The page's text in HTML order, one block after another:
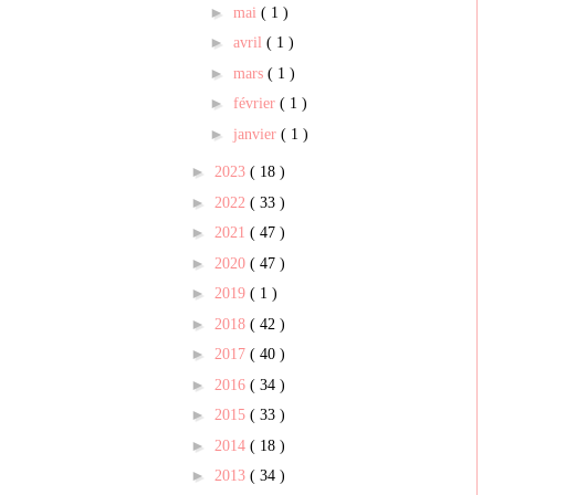
► mai ( 1 )
► avril ( 1 )
► mars ( 1 )
► février ( 1 )
► janvier ( 1 )
► 2023 ( 18 )
► 2022 ( 33 )
► 2021 ( 47 )
► 2020 ( 47 )
► 2019 ( 1 )
► 2018 ( 42 )
► 2017 ( 40 )
► 2016 ( 34 )
► 2015 ( 33 )
► 2014 ( 18 )
► 2013 ( 34 )